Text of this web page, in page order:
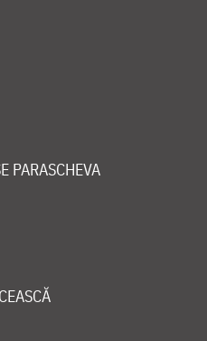
PARASCHEVA